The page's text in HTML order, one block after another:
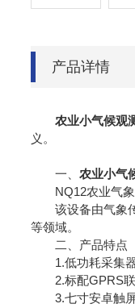
产品详情
农业小气候观
义。
一、 农业小气
NQ12农业气象
该设备由气象传
等领域。
二、产品特点
1.低功耗采集器
2.标配GPRS联
3.七寸安卓触屏